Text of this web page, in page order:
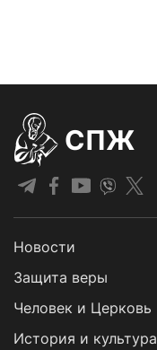
СПЖ
Новости
Защита веры
Человек и Церковь
История и культура